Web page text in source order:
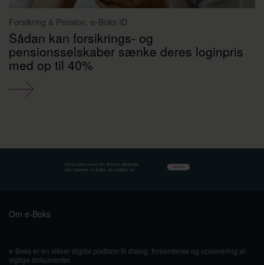
Forsikring & Pension, e-Boks ID
Sådan kan forsikrings- og
pensionsselskaber sænke deres loginpris
med op til 40%
Om e-Boks
e-Boks er en sikker digital platform til dialog, forsendelse og opbevaring af
vigtige dokumenter.